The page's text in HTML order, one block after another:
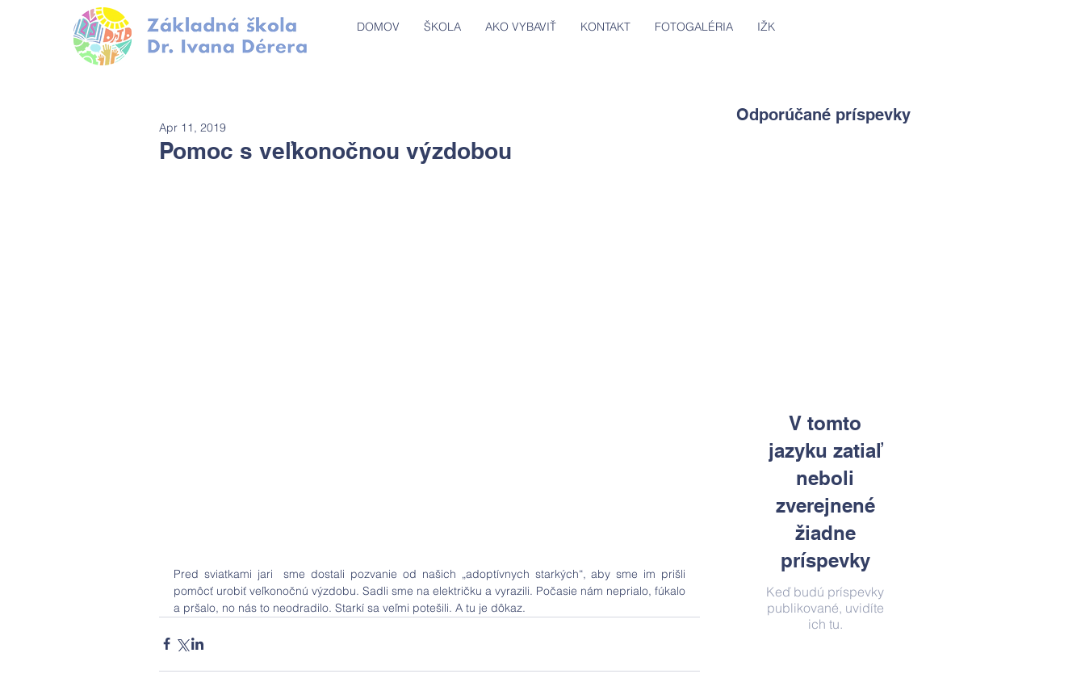
DOMOV ŠKOLA AKO VYBAVIŤ KONTAKT FOTOGALÉRIA IŽK
Odporúčané príspevky
V tomto
jazyku zatiaľ
neboli
zverejnené
žiadne
príspevky
Keď budú príspevky
publikované, uvidíte
ich tu.
Pomoc s veľkonočnou výzdobou
Apr 11, 2019
Pred sviatkami jari  sme dostali pozvanie od našich „adoptívnych starkých“, aby sme im prišli
pomôcť urobiť veľkonočnú výzdobu. Sadli sme na električku a vyrazili. Počasie nám neprialo, fúkalo
a pršalo, no nás to neodradilo. Starkí sa veľmi potešili. A tu je dôkaz.